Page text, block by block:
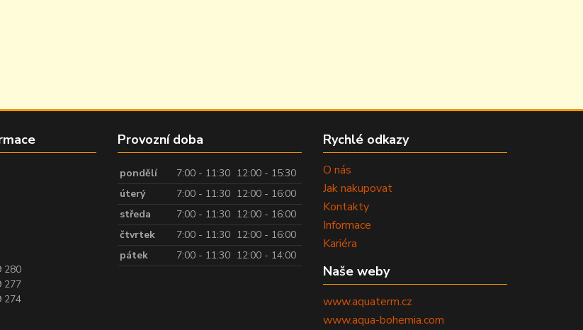
280
277
274
Provozní doba
pondělí 7:00 - 11:30 12:00 - 15:30
úterý
7:00 - 11:30 12:00 - 16:00
středa
7:00 - 11:30 12:00 - 16:00
čtvrtek
7:00 - 11:30 12:00 - 16:00
pátek
7:00 - 11:30 12:00 - 14:00
Rychlé odkazy
O nás
Jak nakupovat
Kontakty
Informace
Kariéra
Naše weby
www.aquaterm.cz
www.aqua-bohemia.com